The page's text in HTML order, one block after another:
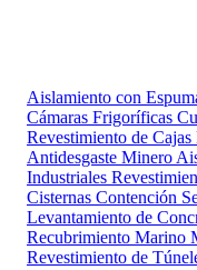
Aislamiento con
Cámaras Frigoríficas
Revestimiento de Cajas
Antidesgaste Minero
Industriales
Cisternas Contención
Levantamiento de
Recubrimiento Marino
Revestimiento de